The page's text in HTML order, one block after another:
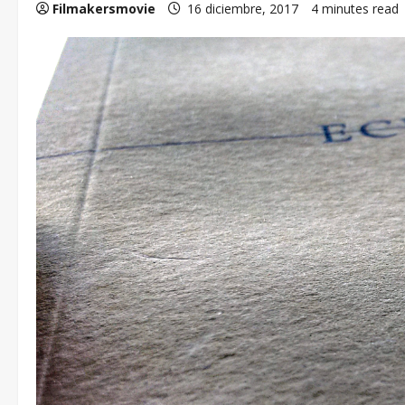
Filmakersmovie 16 diciembre, 2017 4 minutes read